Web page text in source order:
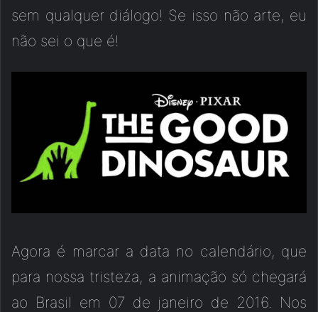
sem qualquer diálogo! Se isso não arte, eu
não sei o que é!
Agora é marcar a data no calendário, que
para nossa tristeza, a animação só chegará
ao Brasil em 07 de janeiro de 2016. Nos